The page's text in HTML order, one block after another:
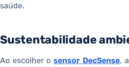
saúde.
Sustentabilidade
Ao escolher osensor DecSense,